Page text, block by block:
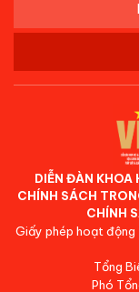
DIỄN ĐÀN KHOA
CHÍNH SÁCH
CHÍNH
Giấy phép hoạt
Tổng
Phó